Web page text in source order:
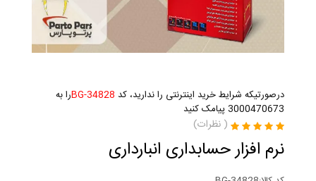
درصورتیکه شرایط خرید اینترنتی را ندارید، کد BG-34828را به
3000470673 پیامک کنید
( نظرات)
نرم افزار حسابداری انبارداری